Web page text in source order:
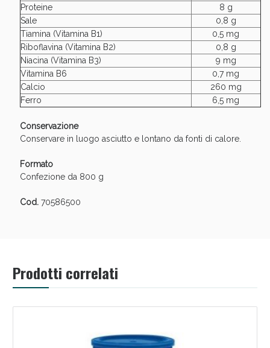
Proteine
8 g
Sale
0,8 g
Tiamina (Vitamina B1)
0,5 mg
Riboflavina (Vitamina B2)
0,8 g
Niacina (Vitamina B3)
9 mg
Vitamina B6
0,7 mg
Calcio
260 mg
Ferro
6,5 mg
Conservazione
Conservare in luogo asciutto e lontano da fonti di calore.
Formato
Confezione da 800 g
Cod.70586500
Prodotti correlati
Vie Urinarie e Prostata: Sconti fino al 45% oggi!